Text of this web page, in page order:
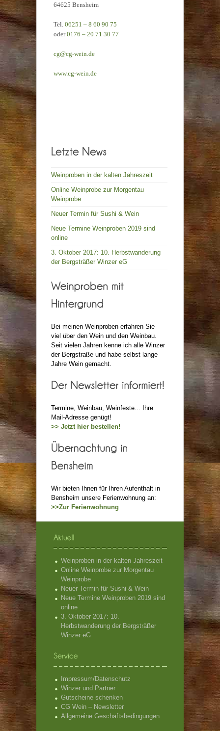
64625 Bensheim
Tel. 06251 – 8 60 90 75
oder0176 – 20 71 30 77
cg@cg-wein.de
www.cg-wein.de
Weinproben in der kalten Jahreszeit
Online Weinprobe zur Morgentau
Weinprobe
Neuer Termin für Sushi & Wein
Neue Termine Weinproben 2019 sind
online
3. Oktober 2017: 10. Herbstwanderung
der Bergsträßer Winzer eG
Bei meinen Weinproben erfahren Sie
viel über den Wein und den Weinbau.
Seit vielen Jahren kenne ich alle Winzer
der Bergstraße und habe selbst lange
Jahre Wein gemacht.
Termine, Weinbau, Weinfeste... Ihre
Mail-Adresse genügt!
>> Jetzt hier bestellen!
Wir bieten Ihnen für Ihren Aufenthalt in
Bensheim unsere Ferienwohnung an:
>>Zur Ferienwohnung
Weinproben in der kalten Jahreszeit
Online Weinprobe zur Morgentau
Weinprobe
Neuer Termin für Sushi & Wein
Neue Termine Weinproben 2019 sind
online
3. Oktober 2017: 10.
Herbstwanderung der Bergsträßer
Winzer eG
Impressum/Datenschutz
Winzer und Partner
Gutscheine schenken
CG Wein – Newsletter
Allgemeine Geschäftsbedingungen